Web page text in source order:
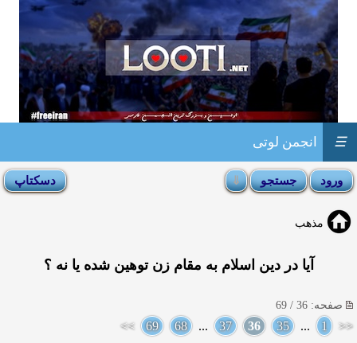
انجمن لوتی ☰
مذهب
آیا در دین اسلام به مقام زن توهین شده یا نه ؟
صفحه: 36 / 69
<<
1
...
35
36
37
...
68
69
>>